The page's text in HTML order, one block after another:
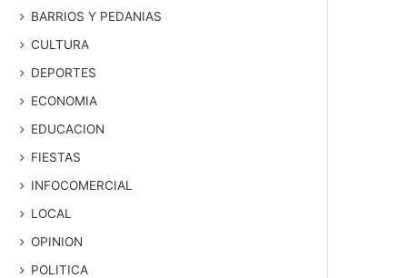
BARRIOS Y PEDANIAS
CULTURA
DEPORTES
ECONOMIA
EDUCACION
FIESTAS
INFOCOMERCIAL
LOCAL
OPINION
POLITICA